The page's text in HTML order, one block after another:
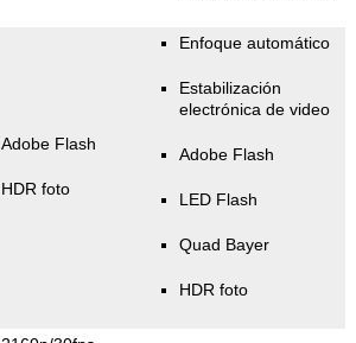
Adobe Flash
HDR foto
Enfoque automático
Estabilización
electrónica de video
Adobe Flash
LED Flash
Quad Bayer
HDR foto